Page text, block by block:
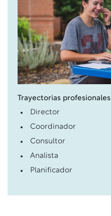
Trayectorias profesionales
Director
Coordinador
Consultor
Analista
Planificador